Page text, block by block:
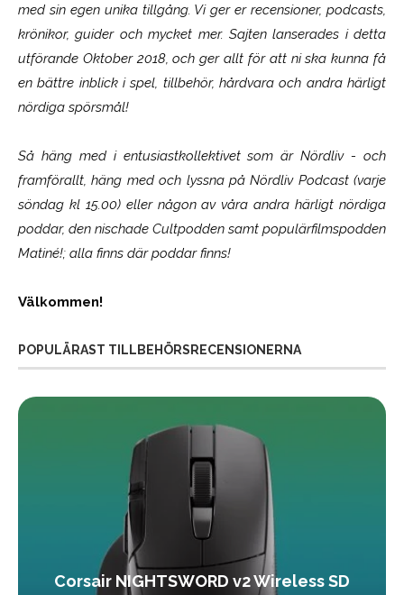
med sin egen unika tillgång. Vi ger er recensioner, podcasts,
krönikor, guider och mycket mer. Sajten lanserades i detta
utförande Oktober 2018, och ger allt för att ni ska kunna få
en bättre inblick i spel, tillbehör, hårdvara och andra härligt
nördiga spörsmål!
Så häng med i entusiastkollektivet som ärNördliv- och
framförallt, häng med och lyssna på Nördliv Podcast (varje
söndag kl 15.00) eller någon av våra andra härligt nördiga
poddar, den nischade Cultpodden samt populärfilmspodden
Matiné!; alla finns där poddar finns!
Välkommen!
POPULÄRAST TILLBEHÖRSRECENSIONERNA
Corsair NIGHTSWORD v2 Wireless SD